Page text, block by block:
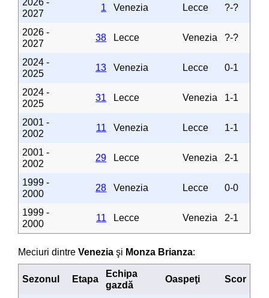
2026 -
2027
1 Venezia Lecce ?-?
2026 -
2027
38 Lecce Venezia ?-?
2024 -
2025
13 Venezia Lecce 0-1
2024 -
2025
31 Lecce Venezia 1-1
2001 -
2002
11 Venezia Lecce 1-1
2001 -
2002
29 Lecce Venezia 2-1
1999 -
2000
28 Venezia Lecce 0-0
1999 -
2000
11 Lecce Venezia 2-1
Meciuri dintreVenezia şi Monza Brianza:
Sezonul Etapa
Echipa
gazdă
Oaspeţi Scor